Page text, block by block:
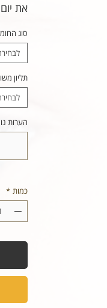
את
סוג
תליון
הערות
כמות *